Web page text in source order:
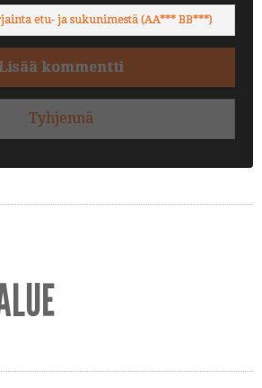
etu- ja sukunimestä (AA*** BB***)
kommentti
Tyhjennä